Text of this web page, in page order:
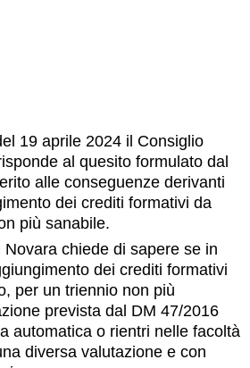
19 aprile 2024 il Consiglio
al quesito formulato dal
alle conseguenze derivanti
dei crediti formativi da
più sanabile.
Novara chiede di sapere se in
dei crediti formativi
per un triennio non più
prevista dal DM 47/2016
automatica o rientri nelle facoltà
diversa valutazione e con